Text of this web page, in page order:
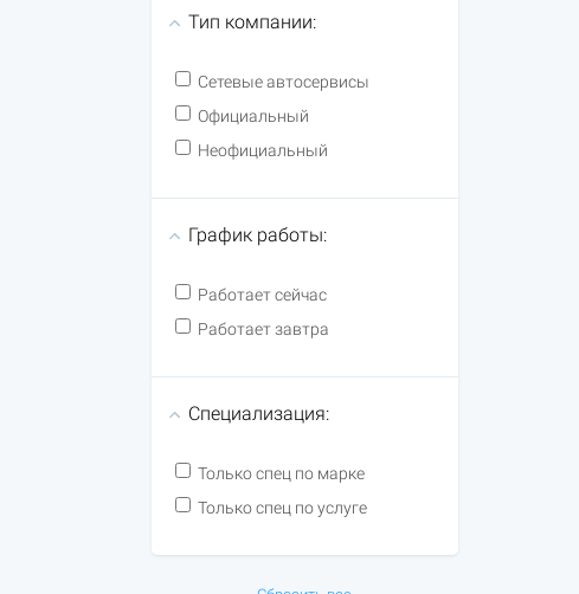
Тип компании:
Сетевые автосервисы
Официальный
Неофициальный
График работы:
Работает сейчас
Работает завтра
Специализация:
Только спец по марке
Только спец по услуге